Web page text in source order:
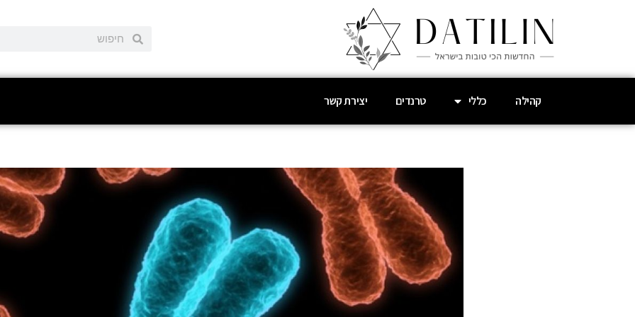
קהילה כללי טרנדים יצירת קשר